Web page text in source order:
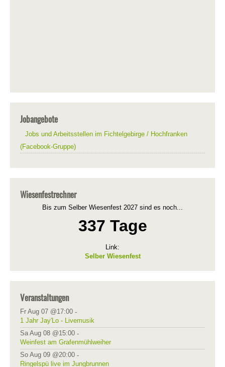
Jobangebote
Jobs und Arbeitsstellen im Fichtelgebirge / Hochfranken
(Facebook-Gruppe)
Wiesenfestrechner
Bis zum Selber Wiesenfest 2027 sind es noch...
337 Tage
Link:
Selber Wiesenfest
Veranstaltungen
Fr Aug 07 @17:00 -
1 Jahr Jay'Lo - Livemusik
Sa Aug 08 @15:00 -
Weinfest am Grafenmühlweiher
So Aug 09 @20:00 -
Ringelspü live im Jungbrunnen